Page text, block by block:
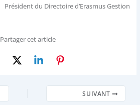
Président du Directoire d’Erasmus Gestion
Partager cet article
SUIVANT